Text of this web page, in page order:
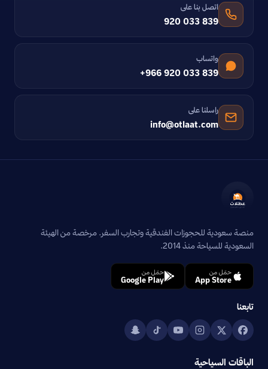
اتصل بنا على
920 033 839
واتساب
+966 920 033 839
راسلنا على
info@otlaat.com
منصة سعودية للحجوزات الفندقية وتجارب السفر. مرخصة من الهيئة
السعودية للسياحة منذ 2014.
حمّل من
App Store
حمّل من
Google Play
تابعنا
الباقات السياحية